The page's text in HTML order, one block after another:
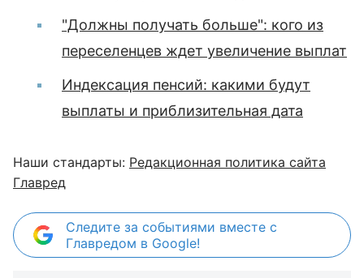
"Должны получать больше": кого из
переселенцев ждет увеличение выплат
Индексация пенсий: какими будут
выплаты и приблизительная дата
Наши стандарты: Редакционная политика сайта
Главред
Следите за событиями вместе с
Главредом в Google!